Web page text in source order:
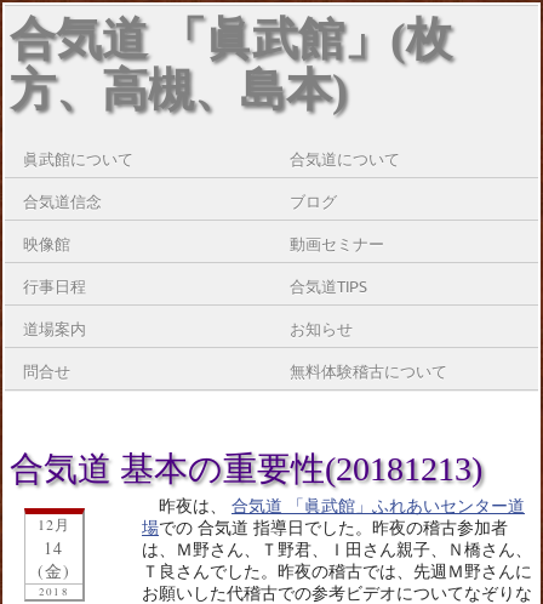
合気道 「眞武館」(枚
方、高槻、島本)
眞武館について 合気道について
合気道信念 ブログ
映像館 動画セミナー
行事日程 合気道TIPS
道場案内 お知らせ
問合せ 無料体験稽古について
合気道 基本の重要性(20181213)
12月
14
(金)
2018
昨夜は、 合気道 「眞武館」ふれあいセンター道
場での 合気道 指導日でした。昨夜の稽古参加者
は、Ｍ野さん、Ｔ野君、Ｉ田さん親子、Ｎ橋さん、
Ｔ良さんでした。昨夜の稽古では、先週Ｍ野さんに
お願いした代稽古での参考ビデオについてなぞりな